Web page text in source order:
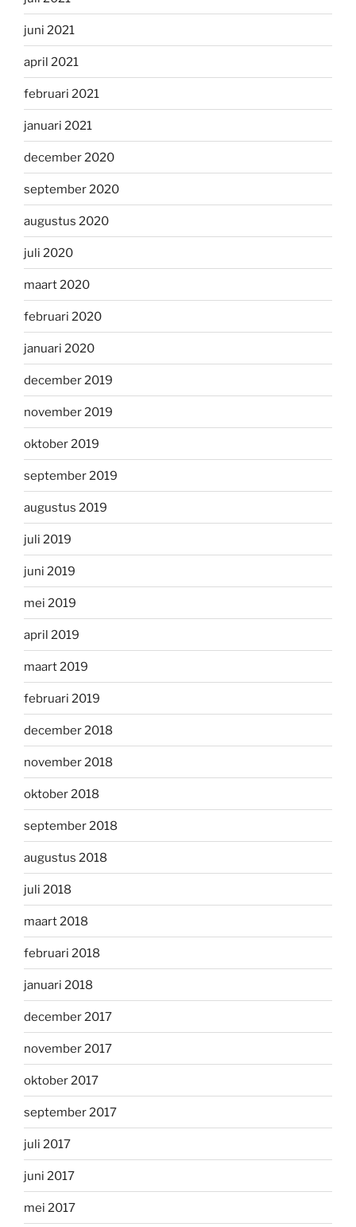
juni 2021
april 2021
februari 2021
januari 2021
december 2020
september 2020
augustus 2020
juli 2020
maart 2020
februari 2020
januari 2020
december 2019
november 2019
oktober 2019
september 2019
augustus 2019
juli 2019
juni 2019
mei 2019
april 2019
maart 2019
februari 2019
december 2018
november 2018
oktober 2018
september 2018
augustus 2018
juli 2018
maart 2018
februari 2018
januari 2018
december 2017
november 2017
oktober 2017
september 2017
juli 2017
juni 2017
mei 2017